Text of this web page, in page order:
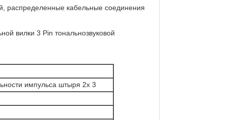
распределенные кабельные соединения
импульса штыря 2x 3